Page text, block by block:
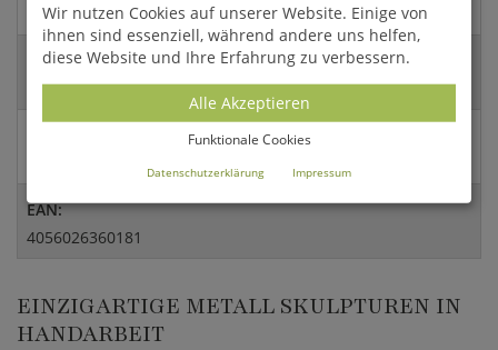
57 Kg / 74,1 Kg
Abmessungen:
385x185x160cm (HxBxT)
EAN:
4056026360181
EINZIGARTIGE METALL SKULPTUREN IN
HANDARBEIT
Wir nutzen Cookies auf unserer Website. Einige von
ihnen sind essenziell, während andere uns helfen,
diese Website und Ihre Erfahrung zu verbessern.
Alle Akzeptieren
Funktionale Cookies
Datenschutzerklärung Impressum